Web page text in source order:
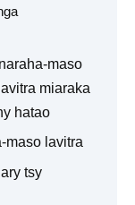
maso
miaraka
hatao
maso lavitra
tsy